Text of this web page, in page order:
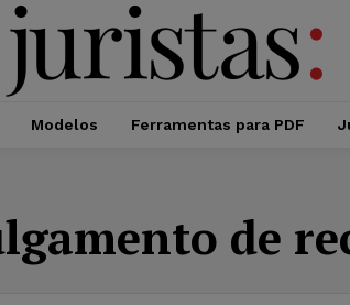
Modelos Ferramentas para PDF
de